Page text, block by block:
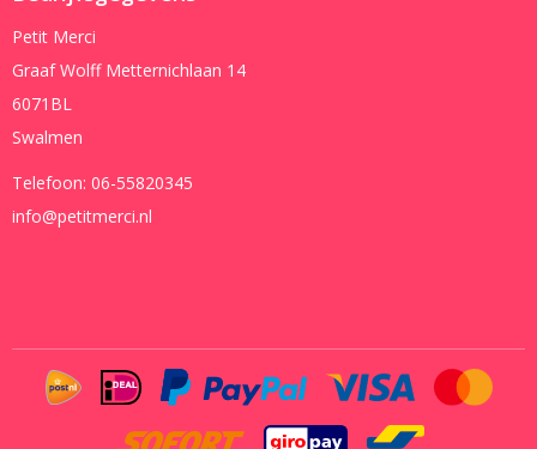
Petit Merci
Graaf Wolff Metternichlaan 14
6071BL
Swalmen
Telefoon: 06-55820345
info@petitmerci.nl